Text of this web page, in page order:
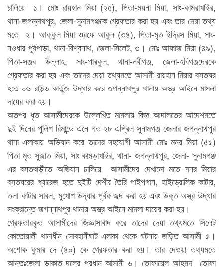
চালিয়ে ১। মোঃ রায়হান মিয়া (২৫), পিতা-ময়না মিয়া, সাং-কামরাখাইর,
থানা-জগন্নাথপুর, জেলা-সুনামগঞ্জকে গ্রেফতার করা হয় এবং তার দেয়া তথ্য
মতে ২। আক্কুল মিয়া ওরফে আকুল (৩৪), পিতা-মৃত ইদ্রিস মিয়া, সাং-
নওধার পূর্বপাড়া, থানা-বিশ্বনাথ, জেলা-সিলেট, ৩। মোঃ আফাজ মিয়া (৪৯),
পিতা-সঞ্জব উল্লাহ, সাং-পারকুল, থানা-নবীগঞ্জ, জেলা-হবিগঞ্জদেরকে
গ্রেফতার করা হয় এবং তাদের দেয়া তথ্যমতে আসামী রায়হান মিয়ার বসতঘর
হতে ০৬ রাউন্ড কার্তুজ উদ্ধার করে জগন্নাথপুর থানায় অস্ত্র আইনে মামলা
দায়ের করা হয়।
অতপর ধৃত আসামীদেরকে উল্লেখিত মামলায় বিজ্ঞ আদালতের আদেশমতে
দুই দিনের পুলিশ রিমান্ডে এনে গত ২৮ এপ্রিল সুনামগঞ্জ জেলার জগন্নাথপুর
থানা এলাকায় অভিযান করে তাদের সহযোগী আসামী মোঃ মনর মিয়া (৫৫)
পিতা মৃত সুজাত মিয়া, সাং কামড়াখাইর, থানা- জগন্নাথপুর, জেলা- সুনামগঞ্জ
এর বসতবাড়ীতে অভিযান চালিয়ে আসামীদের দেখানো মতে মনর মিয়ার
বসতঘরের গ্যারেজ হতে দুইটি দেশীয় তৈরি পাইপগান, হাইড্রোলিক কাটার,
তলা কাটার সাবল, মুখোশ উদ্ধার পূর্বক জব্দ করা হয় এবং উক্ত অস্ত্র উদ্ধার
সংক্রান্তে জগন্নাথপুর থানায় অস্ত্র আইনে মামলা দায়ের করা হয়।
গ্রেফতারকৃত আসামীদের জিজ্ঞাসাবাদ করে তাদের দেয়া তথ্যমতে সিলেট
কোতোয়ালী থানাধীন সোবহানীঘাট এলাকা থেকে ঘটনায় জড়িত আসামী ৫।
অশোক কুমার দে (৪০) কে গ্রেফতার করা হয়। তার দেওয়া তথ্যমতে
আন্তঃজেলা ডাকাত দলের প্রধান আসামী ৬। তোফায়েল আহমদ তোফা